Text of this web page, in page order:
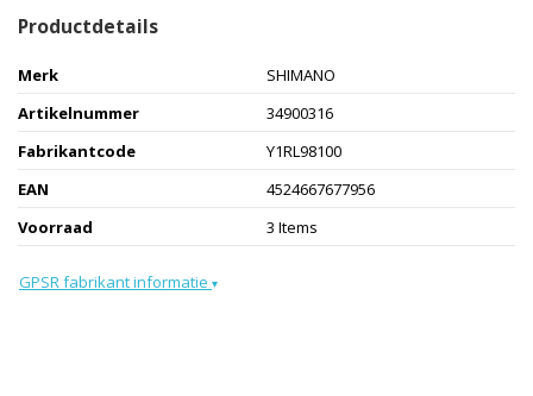
Productdetails
Merk
SHIMANO
Artikelnummer
34900316
Fabrikantcode
Y1RL98100
EAN
4524667677956
Voorraad
3 Items
GPSR fabrikant informatie ▾